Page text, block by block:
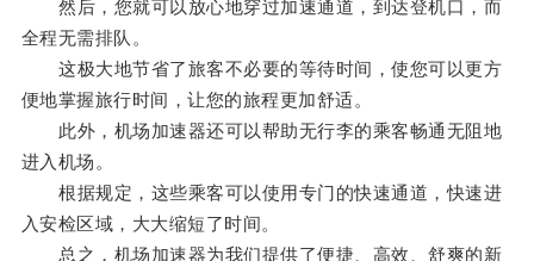
然后，您就可以放心地穿过加速通道，到达登机口，而
全程无需排队。
这极大地节省了旅客不必要的等待时间，使您可以更方
便地掌握旅行时间，让您的旅程更加舒适。
此外，机场加速器还可以帮助无行李的乘客畅通无阻地
进入机场。
根据规定，这些乘客可以使用专门的快速通道，快速进
入安检区域，大大缩短了时间。
总之，机场加速器为我们提供了便捷、高效、舒爽的新